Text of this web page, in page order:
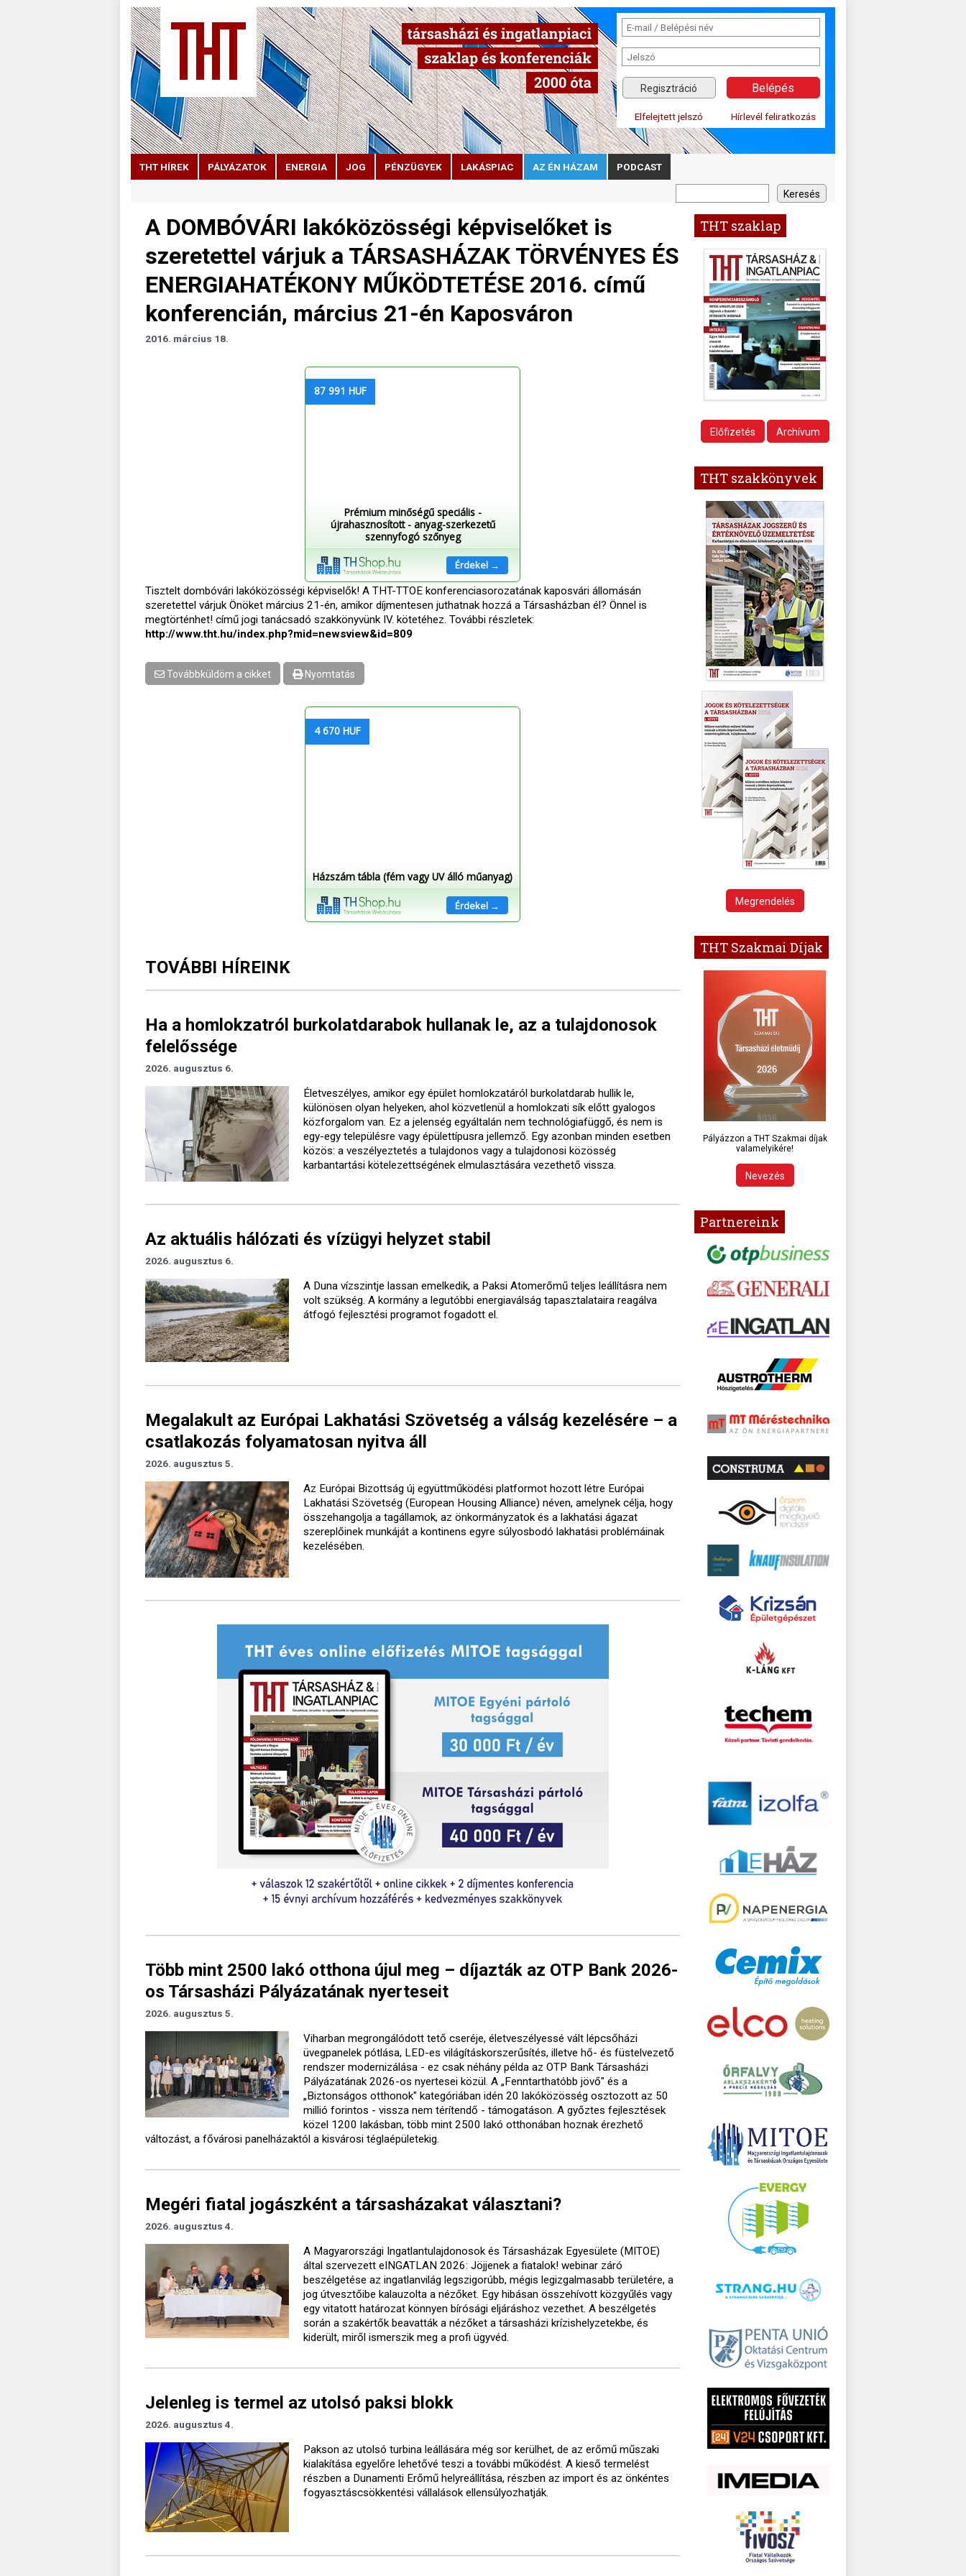
Regisztráció
Elfelejtett jelszó Hírlevél feliratkozás
THT HÍREK PÁLYÁZATOK ENERGIA JOG PÉNZÜGYEK LAKÁSPIAC AZ ÉN HÁZAM PODCAST
A DOMBÓVÁRI lakóközösségi képviselőket is
szeretettel várjuk a TÁRSASHÁZAK TÖRVÉNYES ÉS
ENERGIAHATÉKONY MŰKÖDTETÉSE 2016. című
konferencián, március 21-én Kaposváron
2016. március 18.
87 991 HUF
Prémium minőségű speciális -
újrahasznosított - anyag-szerkezetű
szennyfogó szőnyeg
Érdekel →
Tisztelt dombóvári lakóközösségi képviselők! A THT-TTOE konferenciasorozatának kaposvári állomásán
szeretettel várjuk Önöket március 21-én, amikor díjmentesen juthatnak hozzá a Társasházban él? Önnel is
megtörténhet! című jogi tanácsadó szakkönyvünk IV. kötetéhez. További részletek:
http://www.tht.hu/index.php?mid=newsview&id=809
Továbbküldöm a cikket Nyomtatás
4 670 HUF
Házszám tábla (fém vagy UV álló műanyag)
Érdekel →
TOVÁBBI HÍREINK
Ha a homlokzatról burkolatdarabok hullanak le, az a tulajdonosok
felelőssége
2026. augusztus 6.
Életveszélyes, amikor egy épület homlokzatáról burkolatdarab hullik le,
különösen olyan helyeken, ahol közvetlenül a homlokzati sík előtt gyalogos
közforgalom van. Ez a jelenség egyáltalán nem technológiafüggő, és nem is
egy-egy településre vagy épülettípusra jellemző. Egy azonban minden esetben
közös: a veszélyeztetés a tulajdonos vagy a tulajdonosi közösség
karbantartási kötelezettségének elmulasztására vezethető vissza.
Az aktuális hálózati és vízügyi helyzet stabil
2026. augusztus 6.
A Duna vízszintje lassan emelkedik, a Paksi Atomerőmű teljes leállításra nem
volt szükség. A kormány a legutóbbi energiaválság tapasztalataira reagálva
átfogó fejlesztési programot fogadott el.
Megalakult az Európai Lakhatási Szövetség a válság kezelésére – a
csatlakozás folyamatosan nyitva áll
2026. augusztus 5.
Az Európai Bizottság új együttműködési platformot hozott létre Európai
Lakhatási Szövetség (European Housing Alliance) néven, amelynek célja, hogy
összehangolja a tagállamok, az önkormányzatok és a lakhatási ágazat
szereplőinek munkáját a kontinens egyre súlyosbodó lakhatási problémáinak
kezelésében.
Több mint 2500 lakó otthona újul meg – díjazták az OTP Bank 2026-
os Társasházi Pályázatának nyerteseit
2026. augusztus 5.
Viharban megrongálódott tető cseréje, életveszélyessé vált lépcsőházi
üvegpanelek pótlása, LED-es világításkorszerűsítés, illetve hő- és füstelvezető
rendszer modernizálása - ez csak néhány példa az OTP Bank Társasházi
Pályázatának 2026-os nyertesei közül. A „Fenntarthatóbb jövő" és a
„Biztonságos otthonok" kategóriában idén 20 lakóközösség osztozott az 50
millió forintos - vissza nem térítendő - támogatáson. A győztes fejlesztések
közel 1200 lakásban, több mint 2500 lakó otthonában hoznak érezhető
változást, a fővárosi panelházaktól a kisvárosi téglaépületekig.
Megéri fiatal jogászként a társasházakat választani?
2026. augusztus 4.
A Magyarországi Ingatlantulajdonosok és Társasházak Egyesülete (MITOE)
által szervezett eINGATLAN 2026: Jöjjenek a fiatalok! webinar záró
beszélgetése az ingatlanvilág legszigorúbb, mégis legizgalmasabb területére, a
jog útvesztőibe kalauzolta a nézőket. Egy hibásan összehívott közgyűlés vagy
egy vitatott határozat könnyen bírósági eljáráshoz vezethet. A beszélgetés
során a szakértők beavatták a nézőket a társasházi krízishelyzetekbe, és
kiderült, miről ismerszik meg a profi ügyvéd.
Jelenleg is termel az utolsó paksi blokk
2026. augusztus 4.
Pakson az utolsó turbina leállására még sor kerülhet, de az erőmű műszaki
kialakítása egyelőre lehetővé teszi a további működést. A kieső termelést
részben a Dunamenti Erőmű helyreállítása, részben az import és az önkéntes
fogyasztáscsökkentési vállalások ellensúlyozhatják.
THT szaklap
Előfizetés Archívum
THT szakkönyvek
Megrendelés
THT Szakmai Díjak
Pályázzon a THT Szakmai díjak
valamelyikére!
Nevezés
Partnereink